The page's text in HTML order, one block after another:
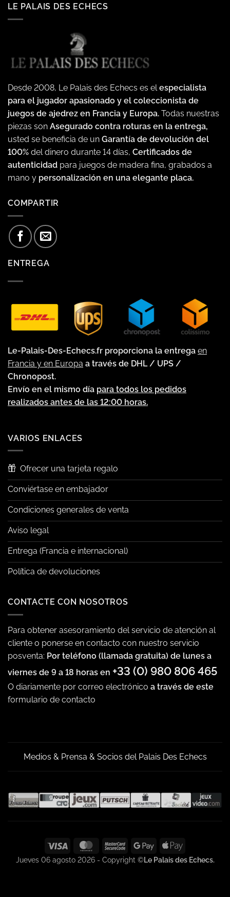
LE PALAIS DES ECHECS
Desde 2008, Le Palais des Echecs es elespecialista
para el jugador apasionado y el coleccionista de
juegos de ajedrez en Francia y Europa. Todas nuestras
piezas son Asegurado contra roturas en la entrega,
usted se beneficia de un Garantía de devolución del
100% del dinero durante 14 días, Certificados de
autenticidad para juegos de madera fina, grabados a
mano y personalización en una elegante placa.
COMPARTIR
ENTREGA
Le-Palais-Des-Echecs.fr proporciona la entrega en
Francia y en Europa a través de DHL / UPS /
Chronopost.
Envío en el mismo día para todos los pedidos
realizados antes de las 12:00 horas.
VARIOS ENLACES
Ofrecer una tarjeta regalo
Conviértase en embajador
Condiciones generales de venta
Aviso legal
Entrega (Francia e internacional)
Política de devoluciones
CONTACTE CON NOSOTROS
Para obtener asesoramiento del servicio de atención al
cliente o ponerse en contacto con nuestro servicio
posventa: Por teléfono (llamada gratuita) de lunes a
viernes de 9 a 18 horas en +33 (0) 980 806 465
O diariamente por correo electrónico a través de este
formulario de contacto
Medios & Prensa & Socios del Palais Des Echecs
Visa MasterCardMasterCard
2
Google
Pay
Apple
Pay
Jueves 06 agosto 2026 - Copyright ©Le Palais des Echecs.